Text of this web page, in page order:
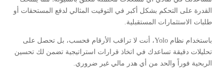
القدرة على التحكم بشكل أكبر في التوقيت المثالي لدفع المستحقات أو
طلبات الاستثمارات المستقبلية.
باستخدام نظام Yolo، أنت لا تراقب الأرقام فحسب، بل تحصل على
تحليلات دقيقة تساعدك في اتخاذ قرارات استراتيجية تضمن لك تحسين
الربحية فوراً والحد من أي هدر مالي غير ضروري.